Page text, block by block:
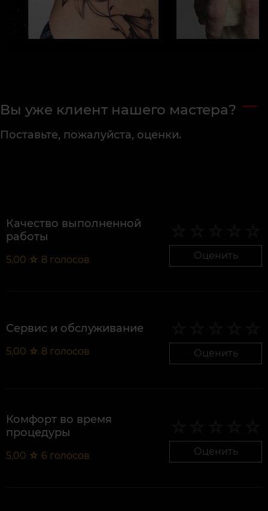
Вы уже клиент нашего мастера?
Поставьте, пожалуйста, оценки.
Качество выполненной
работы
5,00 ☆ 8 голосов Оценить
Сервис и обслуживание
5,00 ☆ 8 голосов Оценить
Комфорт во время
процедуры
5,00 ☆ 6 голосов Оценить